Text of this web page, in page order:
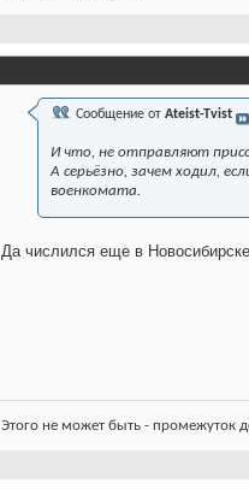
Сообщение от Ateist-Tvist
И что, не отправляют
А серьёзно, зачем ходил,
военкомата.
Да числился еще в
Этого не может быть - промежуток